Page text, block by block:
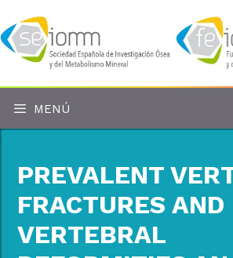
al
contenido
MENÚ
PREVALENT
FRACTURES
VERTEBRAL